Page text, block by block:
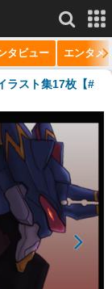
もっと見る
タビュー エンタメ
ラスト集17枚【#